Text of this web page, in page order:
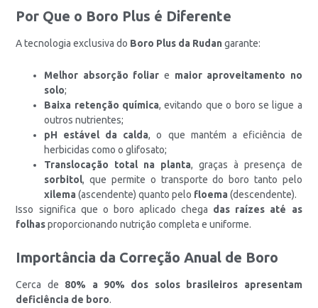
Por Que o Boro Plus é Diferente
A tecnologia exclusiva do Boro Plus da Rudan garante:
Melhor absorção foliar e maior aproveitamento no
solo;
Baixa retenção química, evitando que o boro se ligue a
outros nutrientes;
pH estável da calda, o que mantém a eficiência de
herbicidas como o glifosato;
Translocação total na planta, graças à presença de
sorbitol, que permite o transporte do boro tanto pelo
xilema (ascendente) quanto pelo floema (descendente).
Isso significa que o boro aplicado chega das raízes até as
folhasproporcionando nutrição completa e uniforme.
Importância da Correção Anual de Boro
Cerca de 80% a 90% dos solos brasileiros apresentam
deficiência de boro.